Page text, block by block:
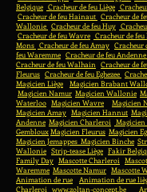
Belgique Cracheur de feu Liège
Cracheur de feu Hainaut Cracheur de
Wallonie Cracheur de feu Huy
Cracheur de feu Wavre Cracheur de
Mons Cracheur de feu Amay Cracheur
feu Waremme Cracheur de feu Andenne
Cracheur de feu Walhain Cracheur de
Fleurus Cracheur de feu Eghezee
Magicien Liège
Magicien Brabant
Magicien Namur Magicien Wallonie
Waterloo Magicien Wavre Magicien
Magicien Amay Magicien Hannut
Andenne Magicien Charleroi
GemblouxMagicien Fleurus Magicien
Magicien Jemappes Magicien Binche
Wallonie Strip-tease Liège Fakir
Family Day Mascotte Charleroi
Waremme Mascotte Namur Mascotte
Animation de rue
Animation de rue
Charleroi www.zoltan-concept.be